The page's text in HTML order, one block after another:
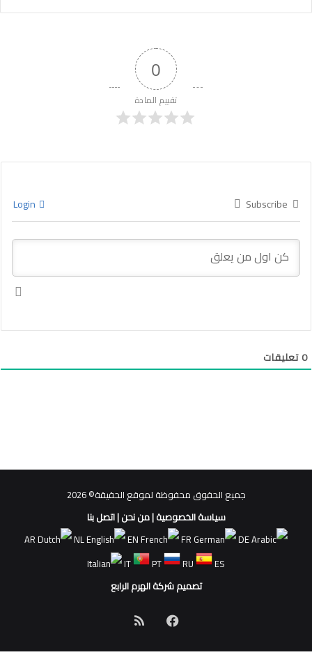
0
تقييم المادة
Subscribe
0تعليقات
جميع الحقوق محفوظة لموقع الحقيقة© 2026
سياسة الخصوصية|من نحن|اتصل بنا
AR
NL EN FR
DE
IT
PT RU
ES
تصميم شركة الهرم الرابع
فيسبوكملخص